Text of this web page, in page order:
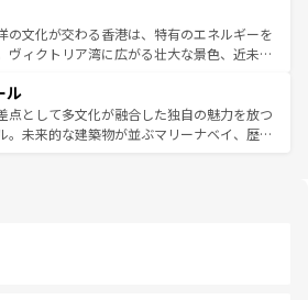
やバインミー、ベトナムコーヒーなどは、ぜ
いたい。どの地域を訪れてもあたたかい人々
えてくれるので、きっと忘れられない旅にな
。
している。北部ではチェンマイなどの山岳地
れ合い、南部ではプーケットやクラビの美し
ゾート気分を楽しむことができる。タイ料理
は一年中温暖で、どの季節にも異なる楽しみ
。親しみやすいタイの人々、仏教を中心とし
て多様な観光資源が、訪れる旅人を魅了し続
の文化が交わる香港は、特有のエネルギーを
ヴィクトリア湾に広がる壮大な景色、近未来
れても感動するはず。観光スポットが密集し
よく見どころを回れるのも魅力。息をのむよ
文化的な体験まで、香港を存分に楽しみ尽く
ル
点として多文化が融合した独自の魅力を放つ
。未来的な建築物が並ぶマリーナベイ、歴史
ズは地元の風情を楽しめる外せないスポット